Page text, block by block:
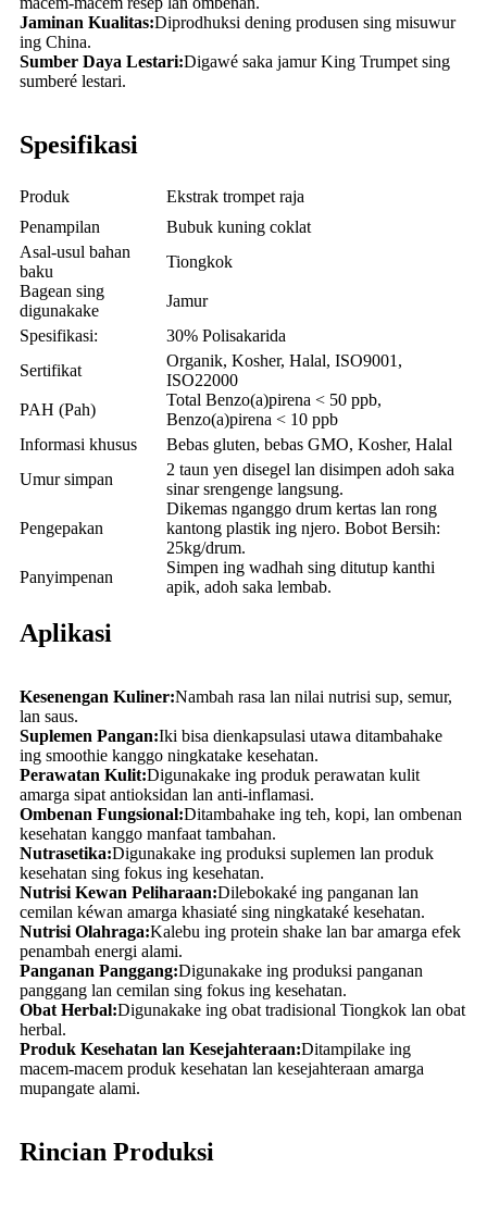
Jaminan Kualitas:Diprodhuksi dening produsen sing misuwur
ing China.
Sumber Daya Lestari:Digawé saka jamur King Trumpet sing
sumberé lestari.
Spesifikasi
Produk
Ekstrak trompet raja
Penampilan
Bubuk kuning coklat
Asal-usul bahan
baku
Tiongkok
Bagean sing
digunakake
Jamur
Spesifikasi:
30% Polisakarida
Sertifikat
Organik, Kosher, Halal, ISO9001,
ISO22000
PAH (Pah)
Total Benzo(a)pirena < 50 ppb,
Benzo(a)pirena < 10 ppb
Informasi khusus
Bebas gluten, bebas GMO, Kosher, Halal
Umur simpan
2 taun yen disegel lan disimpen adoh saka
sinar srengenge langsung.
Pengepakan
Dikemas nganggo drum kertas lan rong
kantong plastik ing njero. Bobot Bersih:
25kg/drum.
Panyimpenan
Simpen ing wadhah sing ditutup kanthi
apik, adoh saka lembab.
Aplikasi
Kesenengan Kuliner:Nambah rasa lan nilai nutrisi sup, semur,
lan saus.
Suplemen Pangan:Iki bisa dienkapsulasi utawa ditambahake
ing smoothie kanggo ningkatake kesehatan.
Perawatan Kulit:Digunakake ing produk perawatan kulit
amarga sipat antioksidan lan anti-inflamasi.
Ombenan Fungsional:Ditambahake ing teh, kopi, lan ombenan
kesehatan kanggo manfaat tambahan.
Nutrasetika:Digunakake ing produksi suplemen lan produk
kesehatan sing fokus ing kesehatan.
Nutrisi Kewan Peliharaan:Dilebokaké ing panganan lan
cemilan kéwan amarga khasiaté sing ningkataké kesehatan.
Nutrisi Olahraga:Kalebu ing protein shake lan bar amarga efek
penambah energi alami.
Panganan Panggang:Digunakake ing produksi panganan
panggang lan cemilan sing fokus ing kesehatan.
Obat Herbal:Digunakake ing obat tradisional Tiongkok lan obat
herbal.
Produk Kesehatan lan Kesejahteraan:Ditampilake ing
macem-macem produk kesehatan lan kesejahteraan amarga
mupangate alami.
Rincian Produksi